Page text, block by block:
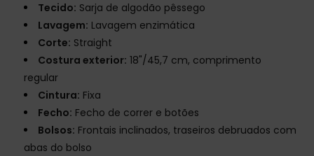
Tecido: Sarja de algodão pêssego
Lavagem: Lavagem enzimática
Corte: Straight
Costura exterior: 18"/45,7 cm, comprimento
regular
Cintura: Fixa
Fecho: Fecho de correr e botões
Bolsos: Frontais inclinados, traseiros debruados com
abas do bolso